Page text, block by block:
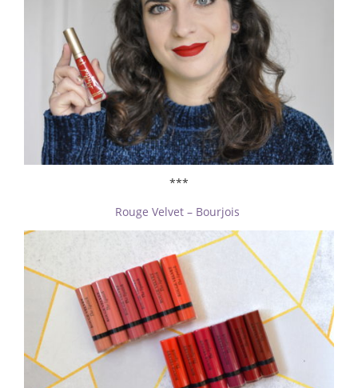
***
Rouge Velvet – Bourjois